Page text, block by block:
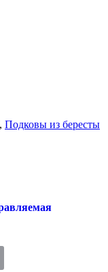
, Подковы из бересты